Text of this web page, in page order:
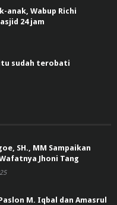
anak, Wabup Richi
24 jam
sudah terobati
SH., MM Sampaikan
Jhoni Tang
M. Iqbal dan Amasrul